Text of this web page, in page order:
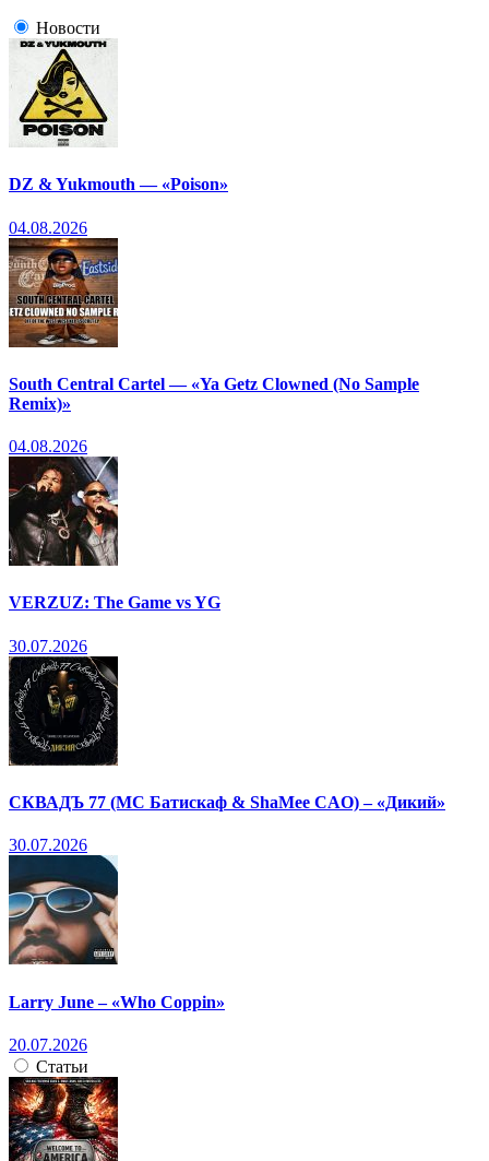
Новости
DZ & Yukmouth — «Poison»
04.08.2026
South Central Cartel — «Ya Getz Clowned (No Sample
Remix)»
04.08.2026
VERZUZ: The Game vs YG
30.07.2026
СКВАДЪ 77 (МС Батискаф & ShaMee CAO) – «Дикий»
30.07.2026
Larry June – «Who Coppin»
20.07.2026
Статьи